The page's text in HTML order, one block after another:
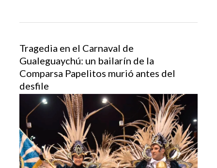
Tragedia en el Carnaval de
Gualeguaychú: un bailarín de la
Comparsa Papelitos murió antes del
desfile